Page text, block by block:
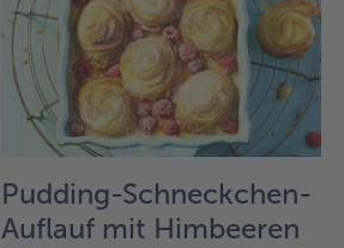
Pudding-Schneckchen-
Auflauf mit Himbeeren